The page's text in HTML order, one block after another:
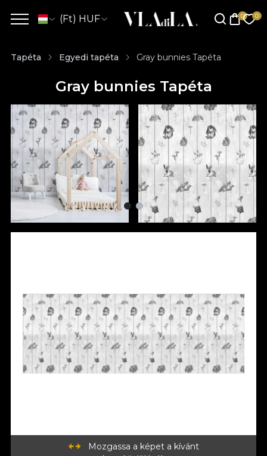
(Ft) HUF
Tapéta Egyedi tapéta Gray bunnies Tapéta
Gray bunnies Tapéta
Mozgassa a képet a kívánt